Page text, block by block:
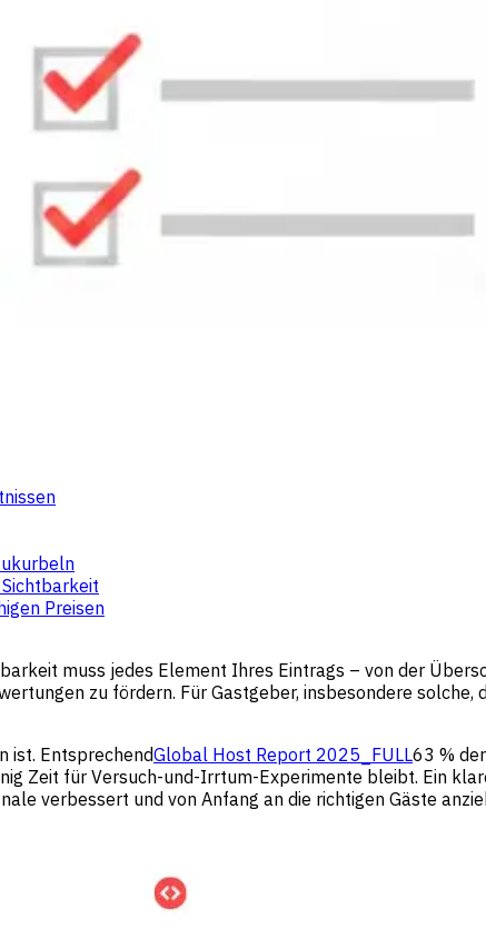
Preisen
muss jedes Element Ihres Eintrags – von der
zu fördern. Für Gastgeber, insbesondere solche,
ist. EntsprechendGlobal Host Report 2025_FULL63 %
Zeit für Versuch-und-Irrtum-Experimente bleibt. Ein
verbessert und von Anfang an die richtigen Gäste